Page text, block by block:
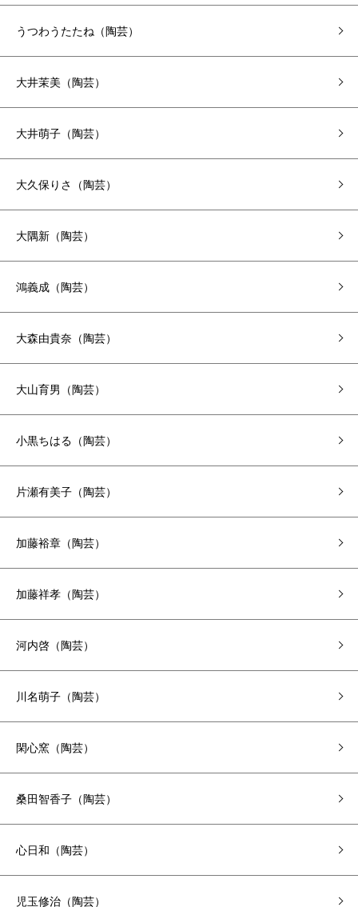
うつわうたたね（陶芸）
大井茉美（陶芸）
大井萌子（陶芸）
大久保りさ（陶芸）
大隅新（陶芸）
鴻義成（陶芸）
大森由貴奈（陶芸）
大山育男（陶芸）
小黒ちはる（陶芸）
片瀬有美子（陶芸）
加藤裕章（陶芸）
加藤祥孝（陶芸）
河内啓（陶芸）
川名萌子（陶芸）
閑心窯（陶芸）
桑田智香子（陶芸）
心日和（陶芸）
児玉修治（陶芸）